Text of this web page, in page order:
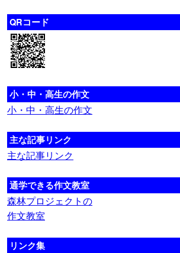
QRコード
小・中・高生の作文
小・中・高生の作文
主な記事リンク
主な記事リンク
通学できる作文教室
森林プロジェクトの
作文教室
リンク集